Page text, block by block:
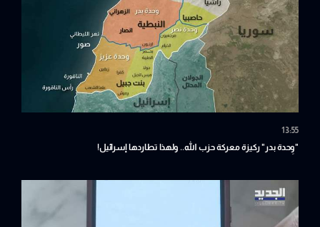
13:55
"وِحدة بدر" ركيزة معركة حزب الله.. ولهذا تطاردها إسرائيل!